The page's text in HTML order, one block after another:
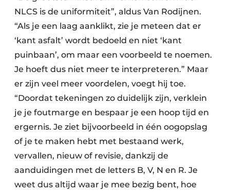
NLCS is de uniformiteit”, aldus Van Rodijnen.
“Als je een laag aanklikt, zie je meteen dat er
‘kant asfalt’ wordt bedoeld en niet ‘kant
puinbaan’, om maar een voorbeeld te noemen.
Je hoeft dus niet meer te interpreteren.” Maar
er zijn veel meer voordelen, voegt hij toe.
“Doordat tekeningen zo duidelijk zijn, verklein
je je foutmarge en bespaar je een hoop tijd en
ergernis. Je ziet bijvoorbeeld in één oogopslag
of je te maken hebt met bestaand werk,
vervallen, nieuw of revisie, dankzij de
aanduidingen met de letters B, V, N en R. Je
weet dus altijd waar je mee bezig bent, hoe